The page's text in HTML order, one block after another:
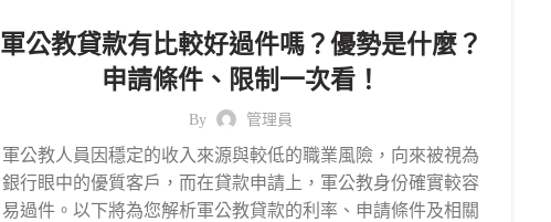
軍公教貸款有比較好過件嗎？優勢是什麼？
申請條件、限制一次看！
By 管理員
軍公教人員因穩定的收入來源與較低的職業風險，向來被視為
銀行眼中的優質客戶，而在貸款申請上，軍公教身份確實較容
易過件。以下將為您解析軍公教貸款的利率、申請條件及相關